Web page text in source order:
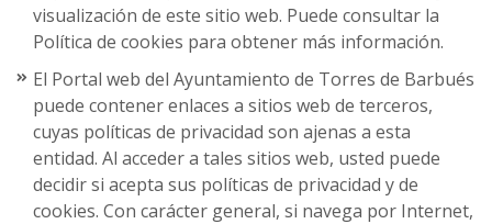
visualización de este sitio web. Puede consultar la
Política de cookies para obtener más información.
El Portal web del Ayuntamiento de Torres de Barbués
puede contener enlaces a sitios web de terceros,
cuyas políticas de privacidad son ajenas a esta
entidad. Al acceder a tales sitios web, usted puede
decidir si acepta sus políticas de privacidad y de
cookies. Con carácter general, si navega por Internet,